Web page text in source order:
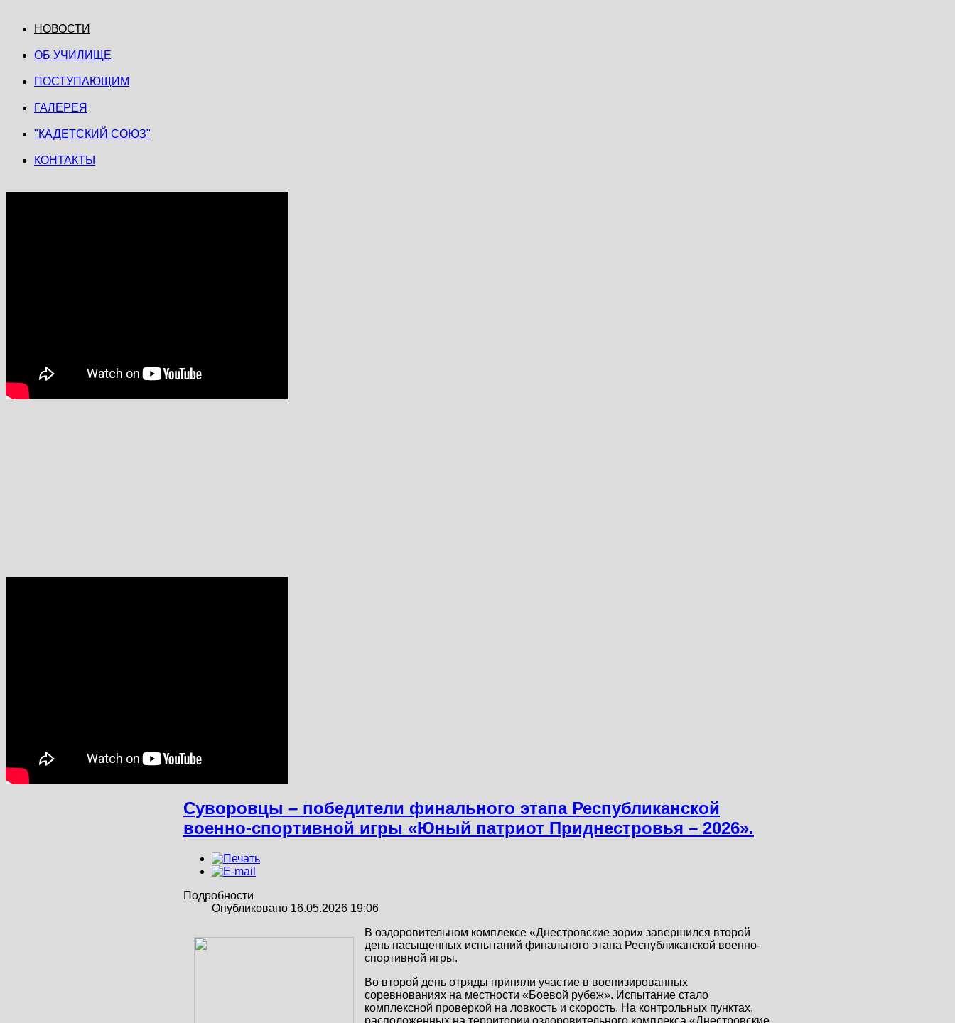
НОВОСТИ
ОБ УЧИЛИЩЕ
ПОСТУПАЮЩИМ
ГАЛЕРЕЯ
"КАДЕТСКИЙ СОЮЗ"
КОНТАКТЫ
Суворовцы – победители финального этапа Республиканской
военно-спортивной игры «Юный патриот Приднестровья – 2026».
Подробности
Опубликовано 16.05.2026 19:06
В оздоровительном комплексе «Днестровские зори» завершился второй
день насыщенных испытаний финального этапа Республиканской военно-
спортивной игры.
Во второй день отряды приняли участие в военизированных
соревнованиях на местности «Боевой рубеж». Испытание стало
комплексной проверкой на ловкость и скорость. На контрольных пунктах,
расположенных на территории оздоровительного комплекса «Днестровские